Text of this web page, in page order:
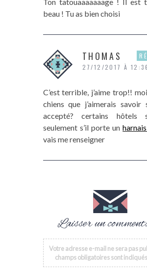
Ton tatouaaaaaaage ! Il est
beau ! Tu as bien choisi
THOMAS
27/12/2017 À 12:36
C’est terrible, j’aime trop!!
chiens que j’aimerais savoir
accepté? certains hôtels
seulement s’il porte un
vais me renseigner
Laisser un
Votre adresse e-mail ne sera pas
champs obligatoires sont